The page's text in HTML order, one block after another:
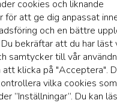
Vi skickar med
cookies och liknande
för att ge dig anpassat
och en bättre
bekräftar att du har läst
samtycker till vår
klicka på "Acceptera".
vilka cookies
”Inställningar”. Du kan